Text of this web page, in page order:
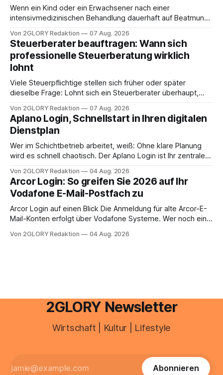
Wenn ein Kind oder ein Erwachsener nach einer
intensivmedizinischen Behandlung dauerhaft auf Beatmung
angewiesen ist, stellt sich für Familien eine schwierige
Frage: Muss die Versorgung dauerhaft in der Klinik bleiben –
oder ist ein Leben zu Hause möglich? Die außerklinische
Intensivpflege bietet genau diese Alternative: Sie
Von 2GLORY Redaktion 07 Aug. 2026
Steuerberater beauftragen: Wann sich
professionelle Steuerberatung wirklich
lohnt
Viele Steuerpflichtige stellen sich früher oder später
dieselbe Frage: Lohnt sich ein Steuerberater überhaupt,
erledigen? Die kurze Antwort: Bei einfachen
Einkommensverhältnissen reicht häufig eine Steuersoftware
aus – sobald jedoch mehrere Einkunftsarten
zusammentreffen oder größere finanzielle Veränderungen
anstehen, zahlt sich professionelle Unterstützung meist
Von 2GLORY Redaktion 07 Aug. 2026
Aplano Login, Schnellstart in Ihren digitalen
Dienstplan
Wer im Schichtbetrieb arbeitet, weiß: Ohne klare Planung
wird es schnell chaotisch. Der Aplano Login ist Ihr zentraler
abwesenheiten und die gesamte kommunikation rund um
Ihr personal digital zu organisieren. In diesem Leitfaden
erfahren Sie alles, was Sie für einen reibungslosen Einstieg
brauchen, von der Registrierung
Von 2GLORY Redaktion 04 Aug. 2026
Arcor Login: So greifen Sie 2026 auf Ihr
Vodafone E-Mail-Postfach zu
Arcor Login auf einen Blick Die Anmeldung für alte Arcor-E-
Mail-Konten erfolgt über Vodafone Systeme. Wer noch eine
besitzt, loggt sich heute über das Vodafone E-Mail & Cloud
Von 2GLORY Redaktion 04 Aug. 2026
2GLORY Newsletter
Wirtschaft | Kultur | Lifestyle
Abonnieren